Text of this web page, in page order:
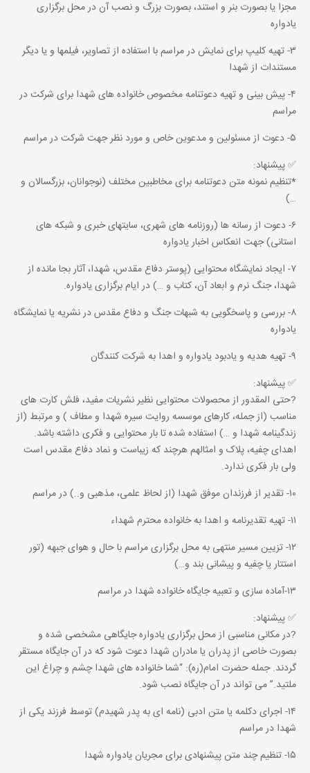
مجزا یا بصورت بنر و استند، بصورت بزرگ و نصب آن در محل برگزاری
یادواره
۳- تهیه کلیپ برای نمایش در مراسم با استفاده از تصاویر، فیلمها و یا دیگر
مستندات از شهدا
۴- پیش بینی و تهیه دعوتنامه مخصوص خانواده های شهدا برای شرکت در
مراسم
۵- دعوت از مسئولین و مدعوین خاص و مورد نظر جهت شرکت در مراسم
✅ پیشنهاد:
*تنظیم نمونه متن دعوتنامه برای مخاطبین مختلف (نوجوانان، بزرگسالان و
…)
۶- دعوت از رسانه ها (روزنامه های شهری، سایتهای خبری و شبکه های
استانی) جهت انعکاس اخبار یادواره
۷- ایجاد نمایشگاه محتوایی (پوستر دفاع مقدس، شهدا، آثار بجا مانده از
شهدا، جنگ نرم و ابعاد آن، کتاب و …) در ایام برگزاری یادواره.
۸- بررسی و پاسخگویی به شبهات جنگ و دفاع مقدس در نشریه یا نمایشگاه
یادواره
۹- تهیه هدیه و یادبود یادواره و اهدا به شرکت کنندگان
✅ پیشنهاد:
?حتی المقدور از محصولات محتوایی نظیر نشریات مفید، فلش کارت های
مناسب (از جمله، کارهای موسسه روایت سیره شهدا و مطاف ) و مرتبط (از
زندگینامه شهدا و …) استفاده شده تا بار محتوایی و فکری داشته باشد.
اهدای چفیه، پلاک و امثالهم هرچند که زیباست و نماد دفاع مقدس است
ولی بار فکری ندارد.
۱۰- تقدیر از فرزندان موفق شهدا (از لحاظ علمی، مذهبی و..) در مراسم
۱۱- تهیه تقدیرنامه و اهدا به خانواده محترم شهداء
۱۲- تزیین مسیر منتهی به محل برگزاری مراسم با حال و هوای جبهه (تور
استتار یا چفیه و پیشانی بند و…)
۱۳-آماده سازی و تعبیه جایگاه خانواده شهدا در مراسم
✅ پیشنهاد:
?در مکانی مناسبی از محل برگزاری یادواره جایگاهی مشخصی شده و
بصورت خاصی از پدران یا مادران شهدا دعوت شود که در آن جایگاه مستقر
گردند. جمله حضرت امام(ره): “شما خانواده های شهدا چشم و چراغ این
ملتید.” می تواند در آن جایگاه نصب شود.
۱۴- اجرای دکلمه یا متن ادبی (نامه ای به پدر شهیدم) توسط فرزند یکی از
شهدا در مراسم
۱۵- تنظیم چند متن پیشنهادی برای مجریان یادواره شهدا